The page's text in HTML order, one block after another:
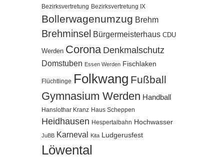
Bezirksvertretung Bezirksvertretung IX
Bollerwagenumzug Brehm
Brehminsel Bürgermeisterhaus CDU
Werden Corona Denkmalschutz
Domstuben Essen Werden Fischlaken
Flüchtlinge Folkwang Fußball
Gymnasium Werden Handball
Hanslothar Kranz Haus Scheppen
Heidhausen Hespertalbahn Hochwasser
JuBB Karneval Kita Ludgerusfest
Löwental